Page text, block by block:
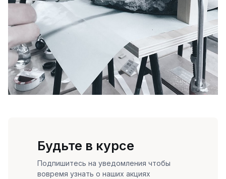
Будьте в курсе
Подпишитесь на уведомления чтобы
вовремя узнать о наших акциях